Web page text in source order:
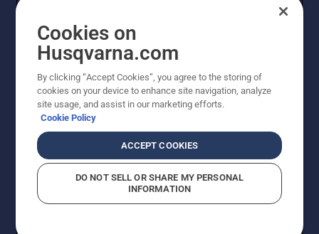
© Husqvarna AB (publ). All rights reserved. Priserna
som visas är rekommenderade cirkapriser. Alla angivna
priser är rekommenderade försäljningspriser (inkl.
moms) om inte produkten är tillgänglig för direkt köp.
CookiepolicyAnvändningsvillkor Sekretessmeddelande
Rapportera misstänkta överträdelser
Cookies on
Husqvarna.com
By clicking “Accept Cookies”, you agree to the storing of
cookies on your device to enhance site navigation, analyze
site usage, and assist in our marketing efforts.
Cookie Policy
ACCEPT COOKIES
DO NOT SELL OR SHARE MY PERSONAL
INFORMATION